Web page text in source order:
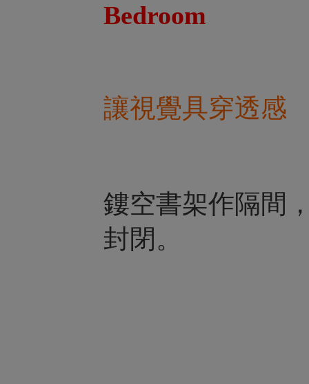
Bedroom
讓視覺具穿透感
鏤空書架作隔間
封閉。